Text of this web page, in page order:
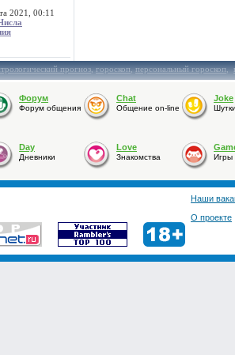
2021, 00:11
прогноз,гороскоп,персональный гороскоп,
Форум
Форум общения
Chat
Общение on-line
Joke
Day
Дневники
Love
Знакомства Игры
Наши
О проекте